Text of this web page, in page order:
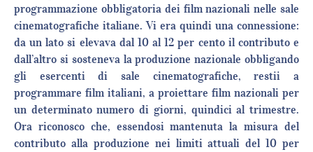
programmazione obbligatoria dei film nazionali nelle sale
cinematografiche italiane. Vi era quindi una connessione:
da un lato si elevava dal 10 al 12 per cento il contributo e
dall’altro si sosteneva la produzione nazionale obbligando
gli esercenti di sale cinematografiche, restii a
programmare film italiani, a proiettare film nazionali per
un determinato numero di giorni, quindici al trimestre.
Ora riconosco che, essendosi mantenuta la misura del
contributo alla produzione nei limiti attuali del 10 per